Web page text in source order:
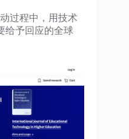
过程中，用技术
给予回应的全球